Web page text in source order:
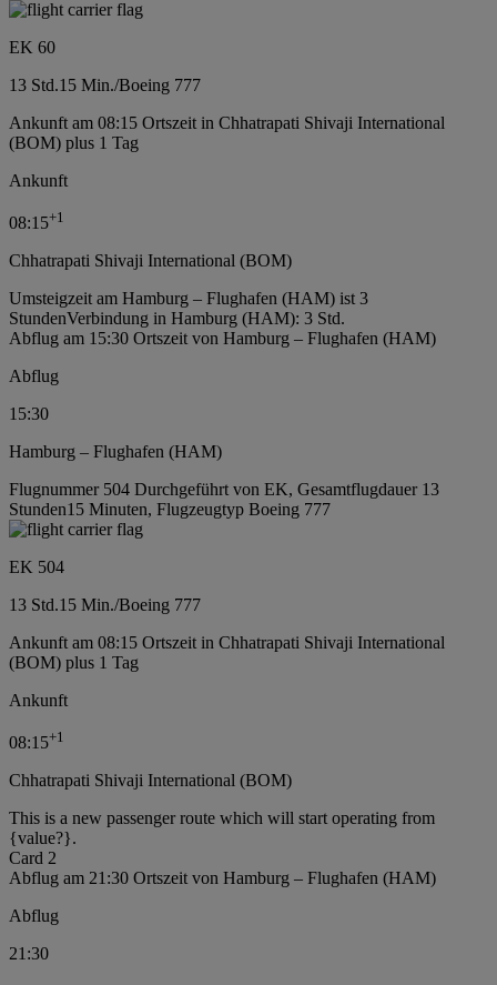
EK 60
13 Std.15 Min./Boeing 777
Ankunft am 08:15 Ortszeit in Chhatrapati Shivaji International
(BOM) plus 1 Tag
Ankunft
08:15+1
Chhatrapati Shivaji International (BOM)
Umsteigzeit am Hamburg – Flughafen (HAM) ist 3
StundenVerbindung in Hamburg (HAM): 3 Std.
Abflug am 15:30 Ortszeit von Hamburg – Flughafen (HAM)
Abflug
15:30
Hamburg – Flughafen (HAM)
Flugnummer 504 Durchgeführt von EK, Gesamtflugdauer 13
Stunden15 Minuten, Flugzeugtyp Boeing 777
EK 504
13 Std.15 Min./Boeing 777
Ankunft am 08:15 Ortszeit in Chhatrapati Shivaji International
(BOM) plus 1 Tag
Ankunft
08:15+1
Chhatrapati Shivaji International (BOM)
This is a new passenger route which will start operating from
{value?}.
Card 2
Abflug am 21:30 Ortszeit von Hamburg – Flughafen (HAM)
Abflug
21:30